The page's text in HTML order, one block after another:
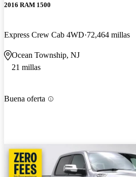
2016 RAM 1500
Express Crew Cab 4WD 72,464 millas
Ocean Township, NJ
21 millas
Buena oferta